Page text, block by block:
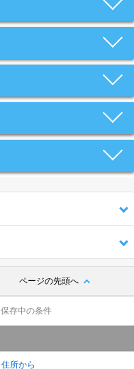
ページの先頭へ
保存中の条件
住所から